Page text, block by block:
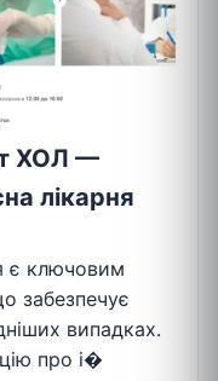
ХОЛ —
лікарня
є ключовим
забезпечує
випадках.
про і�